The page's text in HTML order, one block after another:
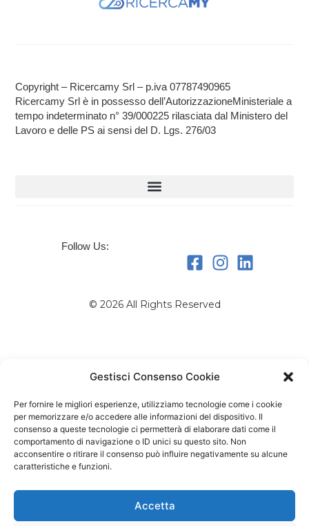
Gestisci Consenso Cookie
Per fornire le migliori esperienze, utilizziamo tecnologie come i cookie
per memorizzare e/o accedere alle informazioni del dispositivo. Il
consenso a queste tecnologie ci permetterà di elaborare dati come il
comportamento di navigazione o ID unici su questo sito. Non
acconsentire o ritirare il consenso può influire negativamente su alcune
caratteristiche e funzioni.
Accetta
Copyright – Ricercamy Srl – p.iva 07787490965
Ricercamy Srl è in possesso dell’AutorizzazioneMinisteriale a
tempo indeterminato n° 39/000225 rilasciata dal Ministero del
Lavoro e delle PS ai sensi del D. Lgs. 276/03
Follow Us:
© 2026 All Rights Reserved